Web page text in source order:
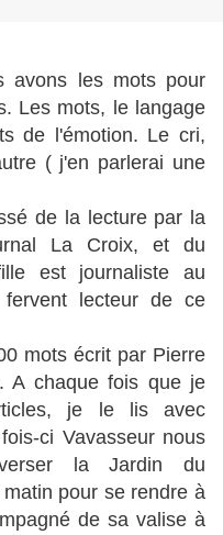
les mots pour
Les mots, le langage
de l'émotion. Le cri,
( j'en parlerai une
de la lecture par la
La Croix, et du
est journaliste au
lecteur de ce
mots écrit par Pierre
A chaque fois que je
je le lis avec
ci Vavasseur nous
la Jardin du
pour se rendre à
de sa valise à